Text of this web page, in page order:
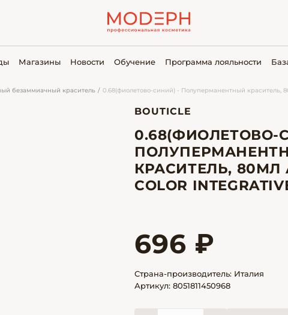
Магазины Новости Обучение Программа лояльности
безаммиачный краситель 0.68(фиолетово-синий) - Полуперманентный краситель,
BOUTICLE
0.68(ФИОЛЕТОВО-
КРАСИТЕЛЬ, 80МЛ
COLOR
696 ₽
Страна-производитель: Италия
Артикул: 8051811450968